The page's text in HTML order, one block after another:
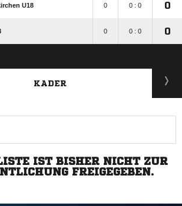
U18 0 0 : 0 0
0 0 : 0 0
KADER
IST BISHER NICHT ZUR
FREIGEGEBEN.